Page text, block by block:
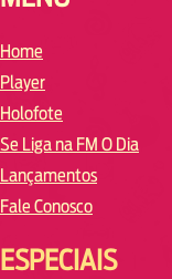
Home
Player
Holofote
Se Liga na FM O Dia
Lançamentos
Fale Conosco
ESPECIAIS